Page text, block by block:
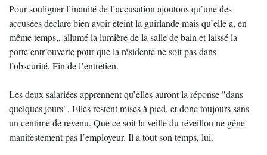
Pour souligner l’inanité de l’accusation ajoutons qu’une des
accusées déclare bien avoir éteint la guirlande mais qu’elle a, en
même temps,, allumé la lumière de la salle de bain et laissé la
porte entr’ouverte pour que la résidente ne soit pas dans
l’obscurité. Fin de l’entretien.
Les deux salariées apprennent qu’elles auront la réponse "dans
quelques jours". Elles restent mises à pied, et donc toujours sans
un centime de revenu. Que ce soit la veille du réveillon ne gêne
manifestement pas l’employeur. Il a tout son temps, lui.